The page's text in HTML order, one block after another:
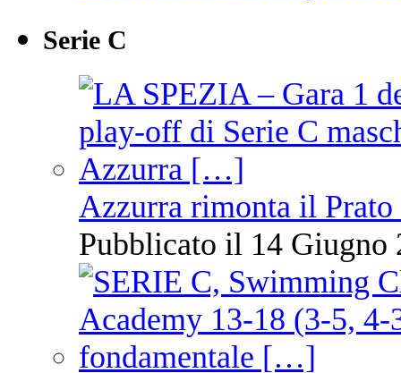
Serie C
Azzurra rimonta il Prato
Pubblicato il 14 Giugno